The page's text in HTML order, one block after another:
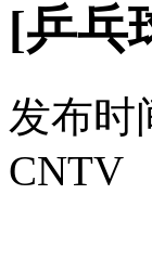
[乒乓
发布时
CNTV